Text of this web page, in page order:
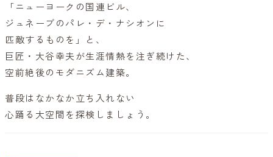
「ニューヨークの国連ビル、
ジュネーブのパレ・デ・ナシオンに
匹敵するものを」と、
巨匠・大谷幸夫が生涯情熱を注ぎ続けた、
空前絶後のモダニズム建築。
普段はなかなか立ち入れない
心踊る大空間を探検しましょう。